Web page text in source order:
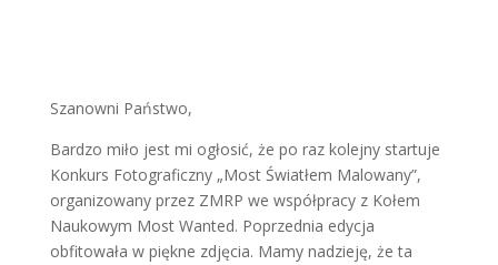
Szanowni Państwo,
Bardzo miło jest mi ogłosić, że po raz kolejny startuje
Konkurs Fotograficzny „Most Światłem Malowany”,
organizowany przez ZMRP we współpracy z Kołem
Naukowym Most Wanted. Poprzednia edycja
obfitowała w piękne zdjęcia. Mamy nadzieję, że ta